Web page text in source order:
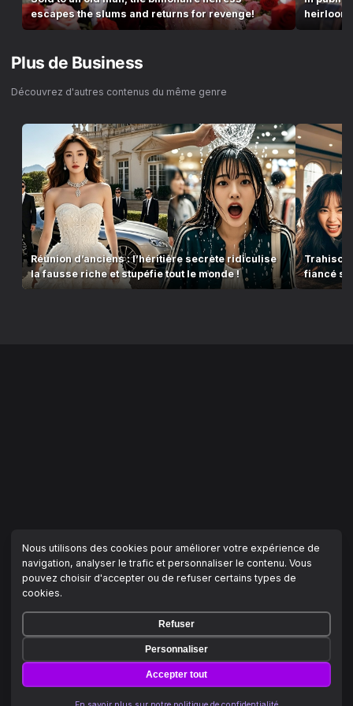
escapes the slums and returns for revenge!
Plus de Business
Découvrez d'autres contenus du même genre
Réunion d’anciens : l’héritière secrète ridiculise
la fausse riche et stupéfie tout le monde !
Trahison
fiancé
Nous utilisons des cookies pour améliorer votre expérience de
navigation, analyser le trafic et personnaliser le contenu. Vous
pouvez choisir d'accepter ou de refuser certains types de
cookies.
Refuser
Personnaliser
Accepter tout